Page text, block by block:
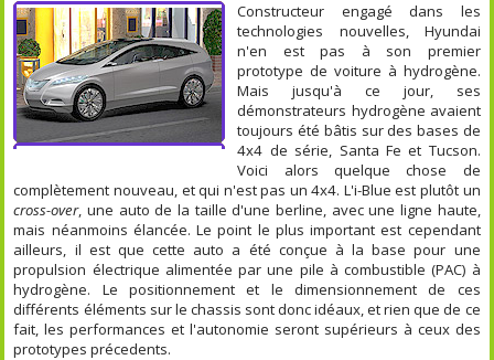
Constructeur engagé dans les
technologies nouvelles, Hyundai
n'en est pas à son premier
prototype de voiture à hydrogène.
Mais jusqu'à ce jour, ses
démonstrateurs hydrogène avaient
toujours été bâtis sur des bases de
4x4 de série, Santa Fe et Tucson.
Voici alors quelque chose de
complètement nouveau, et qui n'est pas un 4x4. L'i-Blue est plutôt un
cross-over, une auto de la taille d'une berline, avec une ligne haute,
mais néanmoins élancée. Le point le plus important est cependant
ailleurs, il est que cette auto a été conçue à la base pour une
propulsion électrique alimentée par une pile à combustible (PAC) à
hydrogène. Le positionnement et le dimensionnement de ces
différents éléments sur le chassis sont donc idéaux, et rien que de ce
fait, les performances et l'autonomie seront supérieurs à ceux des
prototypes précedents.